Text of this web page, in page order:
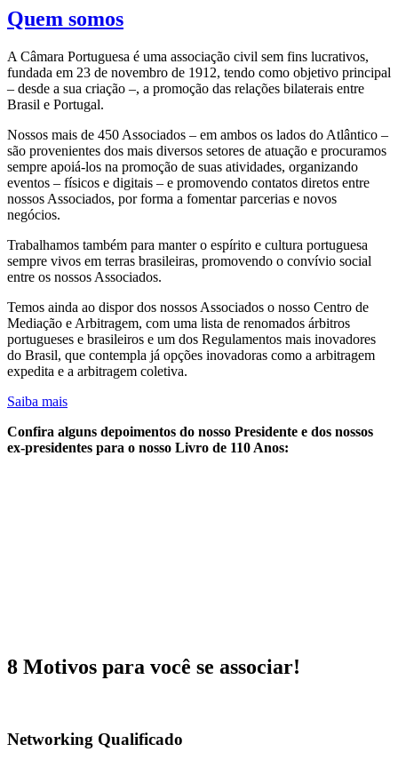
Quem somos
A Câmara Portuguesa é uma associação civil sem fins lucrativos,
fundada em 23 de novembro de 1912, tendo como objetivo principal
– desde a sua criação –, a promoção das relações bilaterais entre
Brasil e Portugal.
Nossos mais de 450 Associados – em ambos os lados do Atlântico –
são provenientes dos mais diversos setores de atuação e procuramos
sempre apoiá-los na promoção de suas atividades, organizando
eventos – físicos e digitais – e promovendo contatos diretos entre
nossos Associados, por forma a fomentar parcerias e novos
negócios.
Trabalhamos também para manter o espírito e cultura portuguesa
sempre vivos em terras brasileiras, promovendo o convívio social
entre os nossos Associados.
Temos ainda ao dispor dos nossos Associados o nosso Centro de
Mediação e Arbitragem, com uma lista de renomados árbitros
portugueses e brasileiros e um dos Regulamentos mais inovadores
do Brasil, que contempla já opções inovadoras como a arbitragem
expedita e a arbitragem coletiva.
Saiba mais
Confira alguns depoimentos do nosso Presidente e dos nossos
ex-presidentes para o nosso Livro de 110 Anos:
8 Motivos para você se associar!
Networking Qualificado